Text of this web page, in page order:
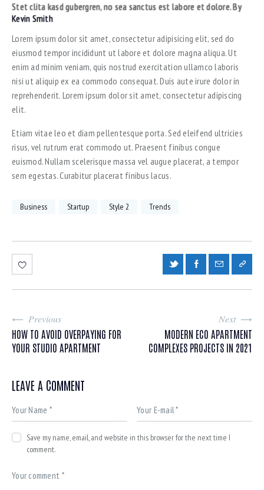
Stet clita kasd gubergren, no sea sanctus est labore et dolore. By
Kevin Smith
Lorem ipsum dolor sit amet, consectetur adipisicing elit, sed do
eiusmod tempor incididunt ut labore et dolore magna aliqua. Ut
enim ad minim veniam, quis nostrud exercitation ullamco laboris
nisi ut aliquip ex ea commodo consequat. Duis aute irure dolor in
reprehenderit. Lorem ipsum dolor sit amet, consectetur adipiscing
elit.
Etiam vitae leo et diam pellentesque porta. Sed eleifend ultricies
risus, vel rutrum erat commodo ut. Praesent finibus congue
euismod. Nullam scelerisque massa vel augue placerat, a tempor
sem egestas. Curabitur placerat finibus lacus.
Business Startup Style 2 Trends
Previous
HOW TO AVOID OVERPAYING FOR
YOUR STUDIO APARTMENT
Next
MODERN ECO APARTMENT
COMPLEXES PROJECTS IN 2021
LEAVE A COMMENT
Save my name, email, and website in this browser for the next time I
comment.